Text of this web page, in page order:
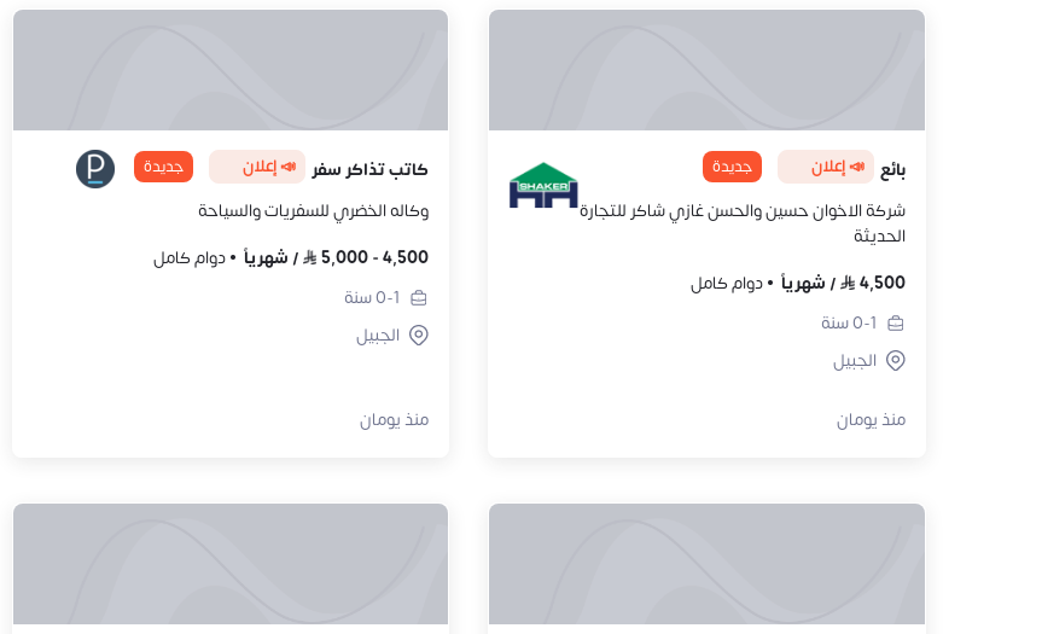
بائع 📣 إعلان جديدة
شركة الاخوان حسين والحسن غازي شاكر للتجارة
الحديثة
4,500
/ شهرياً
دوام كامل
0-1سنة
الجبيل
منذ يومان
كاتب تذاكر سفر 📣 إعلان جديدة
وكاله الخضري للسفريات والسياحة
4,500
-
5,000
/ شهرياً
دوام كامل
0-1سنة
الجبيل
منذ يومان